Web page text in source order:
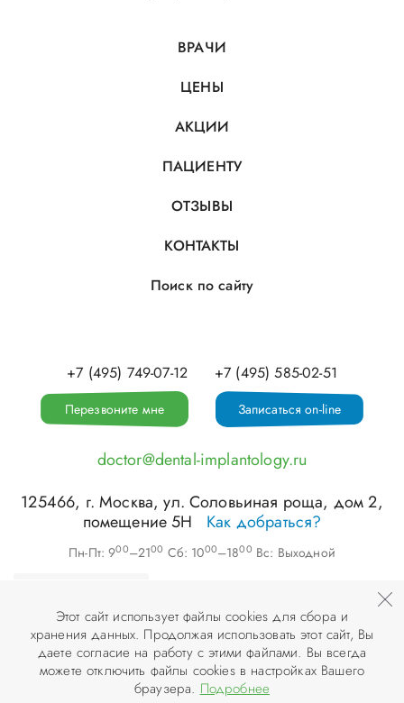
ВРАЧИ
ЦЕНЫ
АКЦИИ
ПАЦИЕНТУ
ОТЗЫВЫ
КОНТАКТЫ
Поиск по сайту
+7 (495) 749-07-12 +7 (495) 585-02-51
Перезвоните мне Записаться on-line
doctor@dental-implantology.ru
125466, г.Москва,ул. Соловьиная роща, дом 2,
помещение 5Н
Как добраться?
Пн-Пт: 900–2100 Сб: 1000–1800 Вс: Выходной
©ООО «АПЕКС-Д», 2026
© Разработка и дизайн сайта «Инфодизайн» , 2007–2026
Этот сайт использует файлы cookies для сбора и
хранения данных. Продолжая использовать этот сайт, Вы
даете согласие на работу с этими файлами. Вы всегда
можете отключить файлы cookies в настройках Вашего
браузера. Подробнее